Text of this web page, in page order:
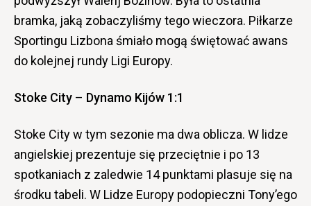
bramka, jaką zobaczyliśmy tego wieczora. Piłkarze
Sportingu Lizbona śmiało mogą świętować awans
do kolejnej rundy Ligi Europy.
Stoke City – Dynamo Kijów 1:1
Stoke City w tym sezonie ma dwa oblicza. W lidze
angielskiej prezentuje się przeciętnie i po 13
spotkaniach z zaledwie 14 punktami plasuje się na
środku tabeli. W Lidze Europy podopieczni Tony’ego